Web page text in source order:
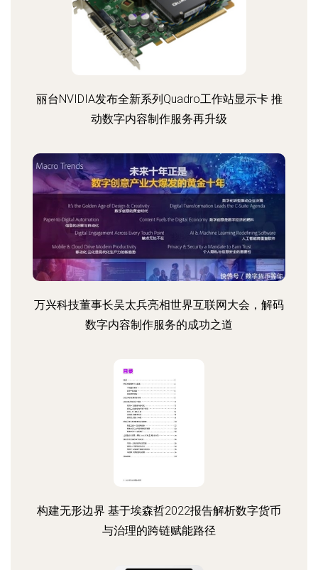
丽台NVIDIA发布全新系列Quadro工作站显示卡 推
动数字内容制作服务再升级
万兴科技董事长吴太兵亮相世界互联网大会，解码
数字内容制作服务的成功之道
构建无形边界 基于埃森哲2022报告解析数字货币
与治理的跨链赋能路径